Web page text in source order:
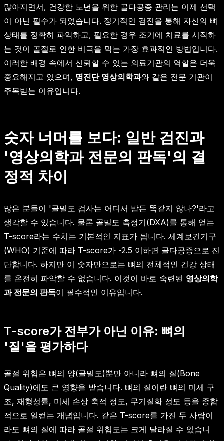
많아지면서, 건강한 노년을 위한 골다공증 관리는 이제 선택
이 아닌 필수가 되었습니다. 정기적인 검진을 통해 자신의 뼈
상태를 정확히 파악하고, 필요한 경우 조기에 치료를 시작하
는 것이 골절로 인한 비극을 막는 가장 효과적인 방법입니다.
이러한 배경 속에서 신뢰할 수 있는 의료기관의 역할은 더욱
중요해지고 있으며, 명진단 영상의학과와 같은 전문 기관이
주목받는 이유입니다.
숫자 너머를 보다: 일반 검진과
'영상의학과 전문의 판독'의 결
정적 차이
많은 분들이 '골밀도 검사는 어디서 받든 똑같지 않나?'라고
생각할 수 있습니다. 물론 골밀도 측정기(DXA)를 통해 얻는
T-score라는 수치는 기본적인 지표가 됩니다. 세계보건기구
(WHO) 기준에 따라 T-score가 -2.5 이하면 골다공증으로 진
단합니다. 하지만 이 숫자만으로는 뼈의 전체적인 건강 상태
를 온전히 파악할 수 없습니다. 이것이 바로 숙련된 영상의학
과 전문의 판독이 필수적인 이유입니다.
T-score가 전부가 아닌 이유: 뼈의
'질'을 평가하다
골절 위험은 뼈의 양(골밀도)뿐만 아니라 뼈의 질(Bone
Quality)에도 큰 영향을 받습니다. 뼈의 질이란 뼈의 미세 구
조, 재형성률, 미세 손상 축적 정도, 무기질화 정도 등을 종합
적으로 일컫는 개념입니다. 같은 T-score를 가진 두 사람이
라도 뼈의 질에 따라 골절 위험도는 크게 달라질 수 있습니